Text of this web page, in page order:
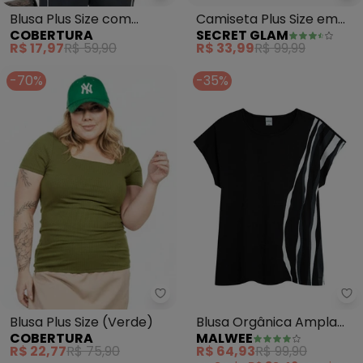
Blusa Plus Size com
Estampa (Vermelho)
COBERTURA
R$ 17,97R$ 59,90
Camiseta Plus Size em
Meia Malha (Preto)
SECRET GLAM
R$ 33,99R$ 99,99
-70%
Cobertura - Blusa Plus Size
Blusa Plus Size (Verde)
COBERTURA
R$ 22,77R$ 75,90
-35%
Blusa Orgânica Ampla
Meia Malha Plus (Preto)
MALWEE
R$ 64,93R$ 99,90